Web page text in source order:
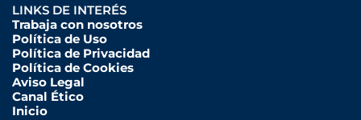
LINKS DE INTERÉS
Trabaja con nosotros
Política de Uso
Política de Privacidad
Política de Cookies
Aviso Legal
Canal Ético
Inicio